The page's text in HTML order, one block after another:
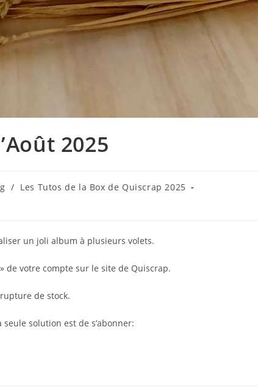
2025
/ Les Tutos de la Box de Quiscrap 2025
un joli album à plusieurs volets.
de votre compte sur le site de Quiscrap.
de stock.
solution est de s’abonner: